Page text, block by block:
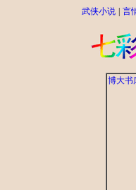
武侠小说 言
博大书